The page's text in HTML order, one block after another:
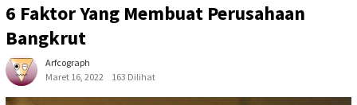
6 Faktor Yang Membuat Perusahaan
Bangkrut
Arfcograph
Maret 16, 2022
163 Dilihat